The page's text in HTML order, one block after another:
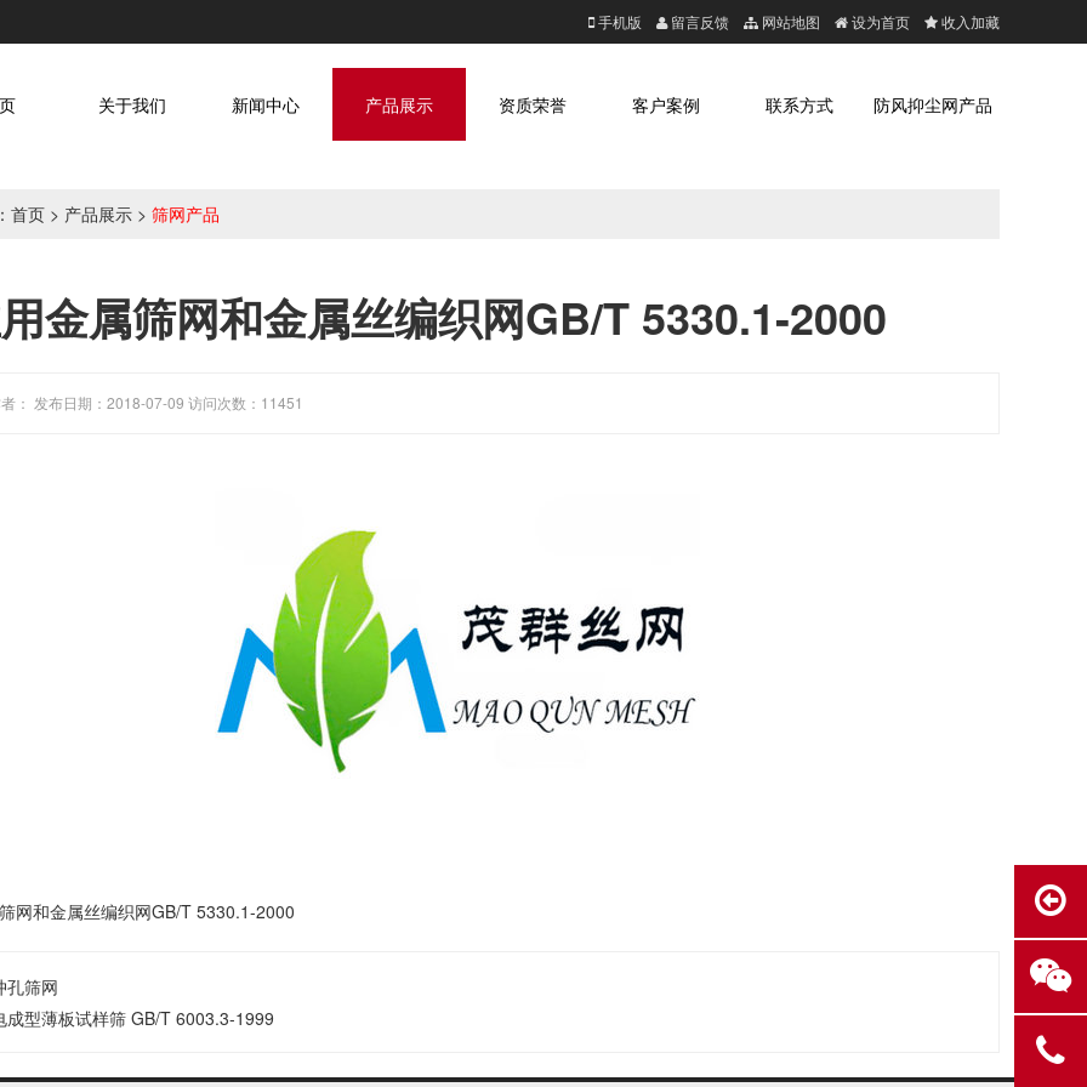
手机版 留言反馈 网站地图 设为首页 收入加藏
防风抑尘网产品
联系方式
客户案例
资质荣誉
产品展示
新闻中心
关于我们
首页 > 产品展示 > 筛网产品
金属筛网和金属丝编织网GB/T 5330.1-2000
： 发布日期：2018-07-09 访问次数：11451
网和金属丝编织网GB/T 5330.1-2000
孔筛网
成型薄板试样筛 GB/T 6003.3-1999